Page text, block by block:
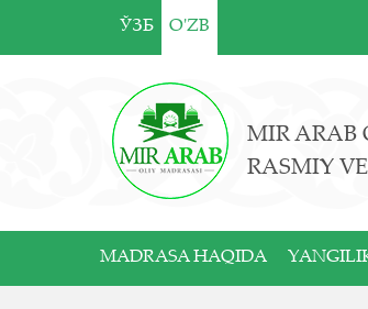
ЎЗБ O'ZB
MIR ARAB
RASMIY
MADRASA HAQIDA